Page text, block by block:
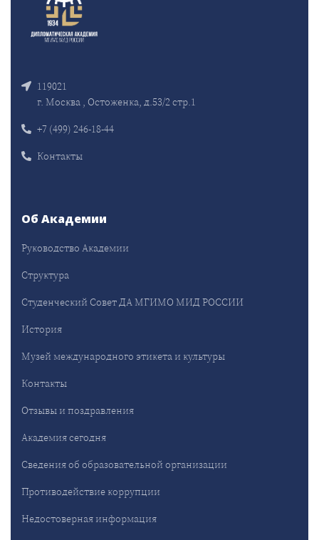
119021
г. Москва , Остоженка, д.53/2 стр.1
+7 (499) 246-18-44
Контакты
Об Академии
Руководство Академии
Структура
Студенческий Совет ДА МГИМО МИД РОССИИ
История
Музей международного этикета и культуры
Контакты
Отзывы и поздравления
Академия сегодня
Сведения об образовательной организации
Противодействие коррупции
Недостоверная информация